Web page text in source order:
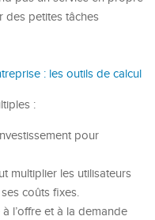
des petites tâches
: les outils de calcul
:
pour
multiplier les utilisateurs
coûts fixes.
l’offre et à la demande